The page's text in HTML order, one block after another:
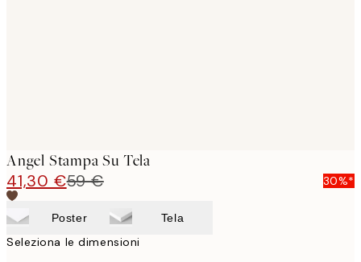
Angel Stampa Su Tela
41,30 €59 € 30%*
Poster Tela
Seleziona le dimensioni